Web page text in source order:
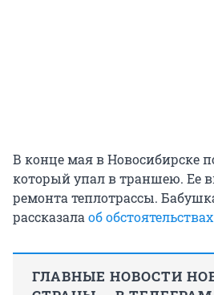
В конце мая в Новосибирске
который упал в траншею. Ее
ремонта теплотрассы.
рассказалаоб
ГЛАВНЫЕ НОВОСТИ